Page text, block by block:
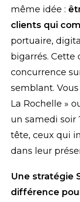
même idée :
clients qui
portuaire,
bigarrés. Cette
concurrence
semblant.
La Rochelle »
un samedi soir
tête, ceux qui
dans leur
Une stratégie
différence